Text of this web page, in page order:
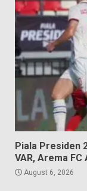
Piala Presiden
VAR, Arema
August 6, 2026